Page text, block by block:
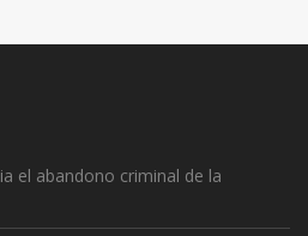
el abandono criminal de la